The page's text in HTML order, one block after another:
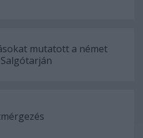
mutatott a német